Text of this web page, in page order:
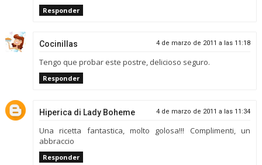
Responder
Cocinillas 4 de marzo de 2011 a las 11:18
Tengo que probar este postre, delicioso seguro.
Responder
Hiperica di Lady Boheme 4 de marzo de 2011 a las 11:34
Una ricetta fantastica, molto golosa!!! Complimenti, un
abbraccio
Responder